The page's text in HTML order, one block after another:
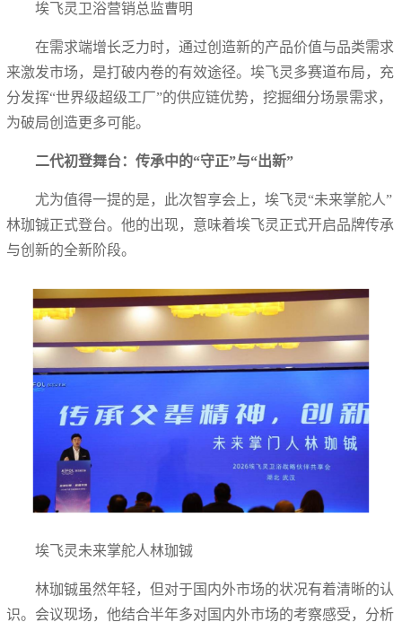
埃飞灵卫浴营销总监曹明
在需求端增长乏力时，通过创造新的产品价值与品类需求
来激发市场，是打破内卷的有效途径。埃飞灵多赛道布局，充
分发挥“世界级超级工厂”的供应链优势，挖掘细分场景需求，
为破局创造更多可能。
二代初登舞台：传承中的“守正”与“出新”
尤为值得一提的是，此次智享会上，埃飞灵“未来掌舵人”
林珈铖正式登台。他的出现，意味着埃飞灵正式开启品牌传承
与创新的全新阶段。
埃飞灵未来掌舵人林珈铖
林珈铖虽然年轻，但对于国内外市场的状况有着清晰的认
识。会议现场，他结合半年多对国内外市场的考察感受，分析